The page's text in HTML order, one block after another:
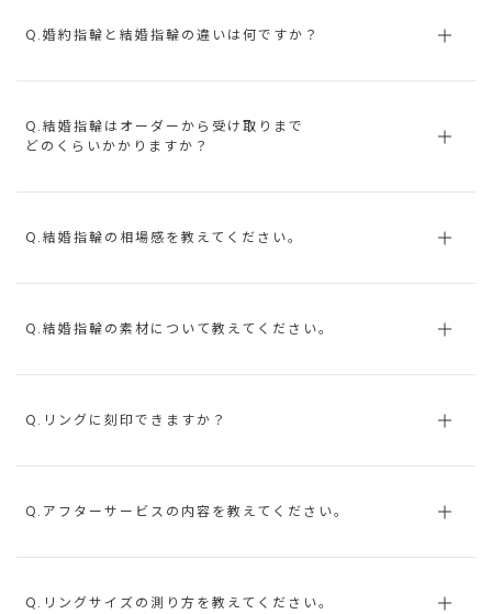
Q.婚約指輪と結婚指輪の違いは何ですか？
Q.結婚指輪はオーダーから受け取りまで
どのくらいかかりますか？
Q.結婚指輪の相場感を教えてください。
Q.結婚指輪の素材について教えてください。
Q.リングに刻印できますか？
Q.アフターサービスの内容を教えてください。
Q.リングサイズの測り方を教えてください。